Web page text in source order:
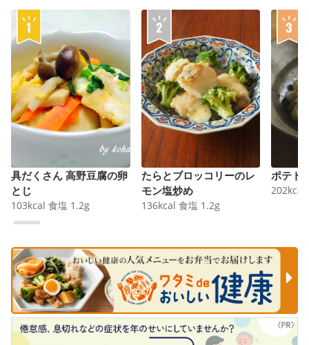
具だくさん 高野豆腐の卵
とじ
103kcal 食塩 1.2g
たらとブロッコリーのレ
モン塩炒め
136kcal 食塩 1.2g
ポテト
202kcal